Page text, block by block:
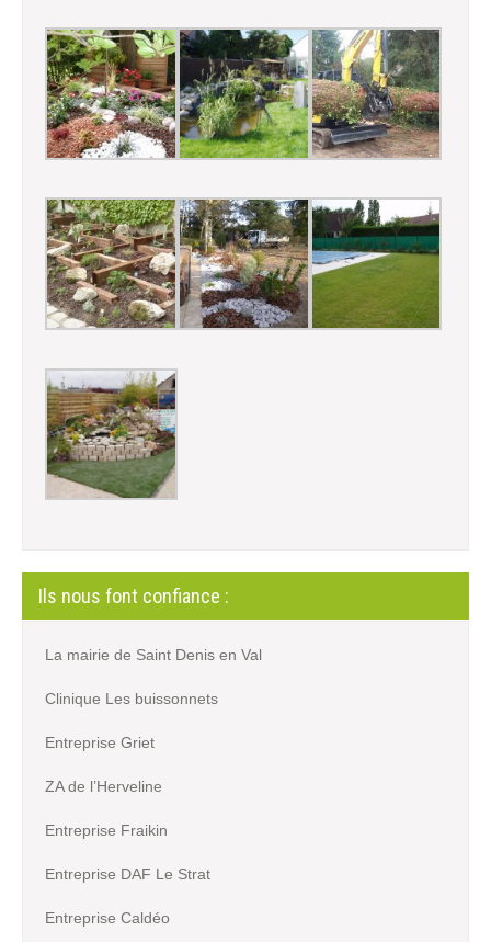
Ils nous font confiance :
La mairie de Saint Denis en Val
Clinique Les buissonnets
Entreprise Griet
ZA de l’Herveline
Entreprise Fraikin
Entreprise DAF Le Strat
Entreprise Caldéo